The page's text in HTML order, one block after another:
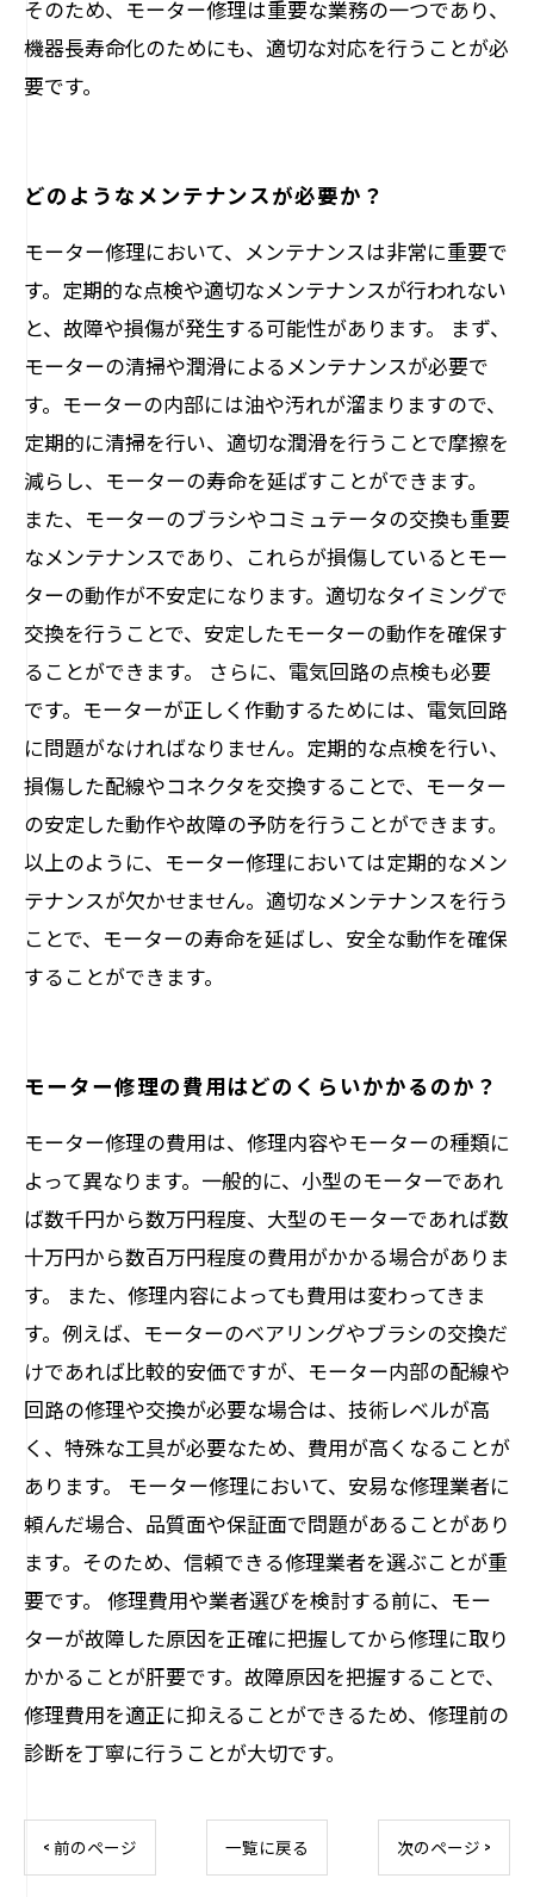
そのため、モーター修理は重要な業務の一つであり、
機器長寿命化のためにも、適切な対応を行うことが必
要です。
どのようなメンテナンスが必要か？
モーター修理において、メンテナンスは非常に重要で
す。定期的な点検や適切なメンテナンスが行われない
と、故障や損傷が発生する可能性があります。 まず、
モーターの清掃や潤滑によるメンテナンスが必要で
す。モーターの内部には油や汚れが溜まりますので、
定期的に清掃を行い、適切な潤滑を行うことで摩擦を
減らし、モーターの寿命を延ばすことができます。
また、モーターのブラシやコミュテータの交換も重要
なメンテナンスであり、これらが損傷しているとモー
ターの動作が不安定になります。適切なタイミングで
交換を行うことで、安定したモーターの動作を確保す
ることができます。 さらに、電気回路の点検も必要
です。モーターが正しく作動するためには、電気回路
に問題がなければなりません。定期的な点検を行い、
損傷した配線やコネクタを交換することで、モーター
の安定した動作や故障の予防を行うことができます。
以上のように、モーター修理においては定期的なメン
テナンスが欠かせません。適切なメンテナンスを行う
ことで、モーターの寿命を延ばし、安全な動作を確保
することができます。
モーター修理の費用はどのくらいかかるのか？
モーター修理の費用は、修理内容やモーターの種類に
よって異なります。一般的に、小型のモーターであれ
ば数千円から数万円程度、大型のモーターであれば数
十万円から数百万円程度の費用がかかる場合がありま
す。 また、修理内容によっても費用は変わってきま
す。例えば、モーターのベアリングやブラシの交換だ
けであれば比較的安価ですが、モーター内部の配線や
回路の修理や交換が必要な場合は、技術レベルが高
く、特殊な工具が必要なため、費用が高くなることが
あります。 モーター修理において、安易な修理業者に
頼んだ場合、品質面や保証面で問題があることがあり
ます。そのため、信頼できる修理業者を選ぶことが重
要です。 修理費用や業者選びを検討する前に、モー
ターが故障した原因を正確に把握してから修理に取り
かかることが肝要です。故障原因を把握することで、
修理費用を適正に抑えることができるため、修理前の
診断を丁寧に行うことが大切です。
< 前のページ 一覧に戻る 次のページ >